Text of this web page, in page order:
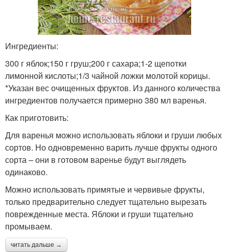
Ингредиенты:
300 г яблок;150 г груш;200 г сахара;1-2 щепотки
лимонной кислоты;1/3 чайной ложки молотой корицы.
*Указан вес очищенных фруктов. Из данного количества
ингредиентов получается примерно 380 мл варенья.
Как приготовить:
Для варенья можно использовать яблоки и груши любых
сортов. Но одновременно варить лучше фрукты одного
сорта – они в готовом варенье будут выглядеть
одинаково.
Можно использовать примятые и червивые фрукты,
только предварительно следует тщательно вырезать
поврежденные места. Яблоки и груши тщательно
промываем.
читать дальше →